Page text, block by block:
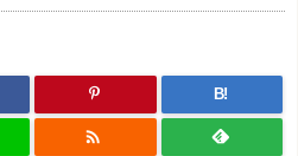
B!
